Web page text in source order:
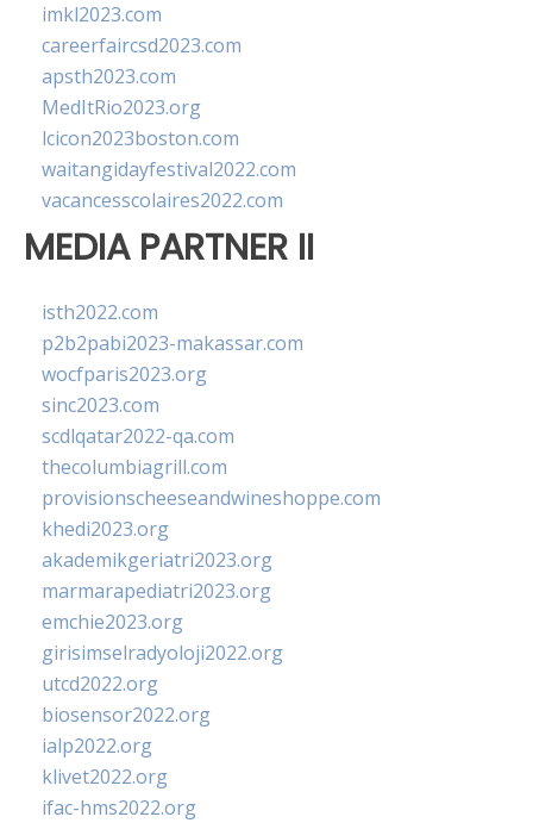
imkl2023.com
careerfaircsd2023.com
apsth2023.com
MedItRio2023.org
lcicon2023boston.com
waitangidayfestival2022.com
vacancesscolaires2022.com
MEDIA PARTNER II
isth2022.com
p2b2pabi2023-makassar.com
wocfparis2023.org
sinc2023.com
scdlqatar2022-qa.com
thecolumbiagrill.com
provisionscheeseandwineshoppe.com
khedi2023.org
akademikgeriatri2023.org
marmarapediatri2023.org
emchie2023.org
girisimselradyoloji2022.org
utcd2022.org
biosensor2022.org
ialp2022.org
klivet2022.org
ifac-hms2022.org